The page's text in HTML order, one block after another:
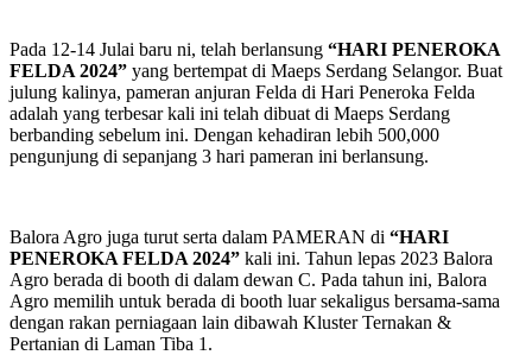
Pada 12-14 Julai baru ni, telah berlansung “HARI PENEROKA
FELDA 2024” yang bertempat di Maeps Serdang Selangor. Buat
julung kalinya, pameran anjuran Felda di Hari Peneroka Felda
adalah yang terbesar kali ini telah dibuat di Maeps Serdang
berbanding sebelum ini. Dengan kehadiran lebih 500,000
pengunjung di sepanjang 3 hari pameran ini berlansung.
Balora Agro juga turut serta dalam PAMERAN di “HARI
PENEROKA FELDA 2024” kali ini. Tahun lepas 2023 Balora
Agro berada di booth di dalam dewan C. Pada tahun ini, Balora
Agro memilih untuk berada di booth luar sekaligus bersama-sama
dengan rakan perniagaan lain dibawah Kluster Ternakan &
Pertanian di Laman Tiba 1.